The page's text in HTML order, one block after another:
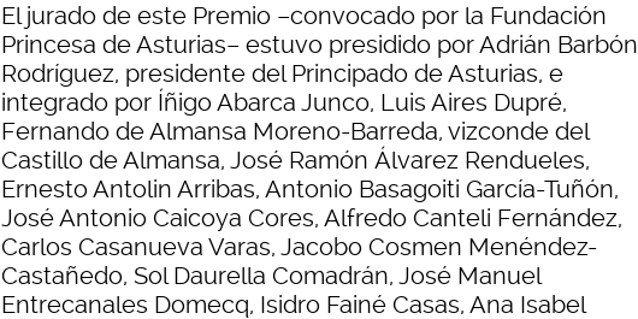
El jurado de este Premio –convocado por la Fundación
Princesa de Asturias– estuvo presidido por Adrián Barbón
Rodríguez, presidente del Principado de Asturias, e
integrado por Íñigo Abarca Junco, Luis Aires Dupré,
Fernando de Almansa Moreno-Barreda, vizconde del
Castillo de Almansa, José Ramón Álvarez Rendueles,
Ernesto Antolin Arribas, Antonio Basagoiti García-Tuñón,
José Antonio Caicoya Cores, Alfredo Canteli Fernández,
Carlos Casanueva Varas, Jacobo Cosmen Menéndez-
Castañedo, Sol Daurella Comadrán, José Manuel
Entrecanales Domecq, Isidro Fainé Casas, Ana Isabel